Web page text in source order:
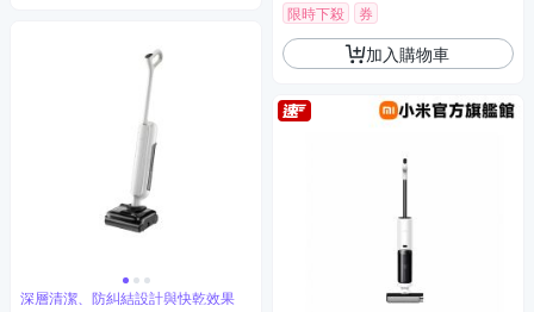
深層清潔、防糾結設計與快乾效果
限時下殺
券
加入購物車